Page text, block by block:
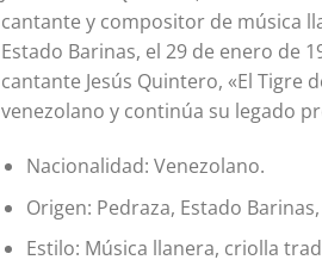
cantante y compositor de música
Estado Barinas, el 29 de enero de
cantante Jesús Quintero, «El Tigre
venezolano y continúa su legado
Nacionalidad: Venezolano.
Origen: Pedraza, Estado
Estilo: Música llanera, criolla